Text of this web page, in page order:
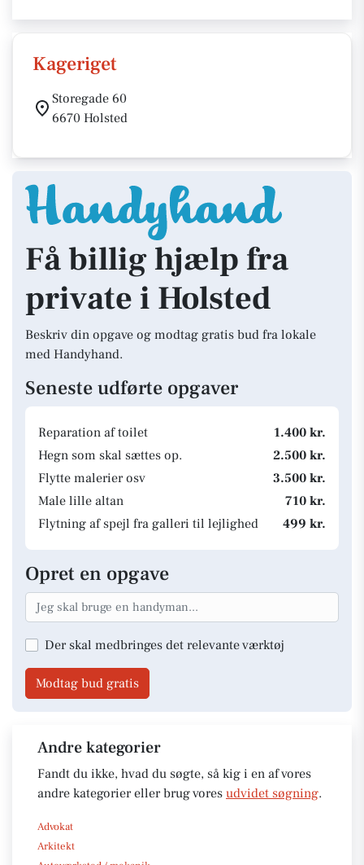
Kageriget
Storegade 60
6670 Holsted
Få billig hjælp fra
private i Holsted
Beskriv din opgave og modtag gratis bud fra lokale
med Handyhand.
Seneste udførte opgaver
Reparation af toilet
1.400 kr.
Hegn som skal sættes op.
2.500 kr.
Flytte malerier osv
3.500 kr.
Male lille altan
710 kr.
Flytning af spejl fra galleri til lejlighed
499 kr.
Opret en opgave
Der skal medbringes det relevante værktøj
Modtag bud gratis
Andre kategorier
Fandt du ikke, hvad du søgte, så kig i en af vores
andre kategorier eller brug vores udvidet søgning.
Advokat
Arkitekt